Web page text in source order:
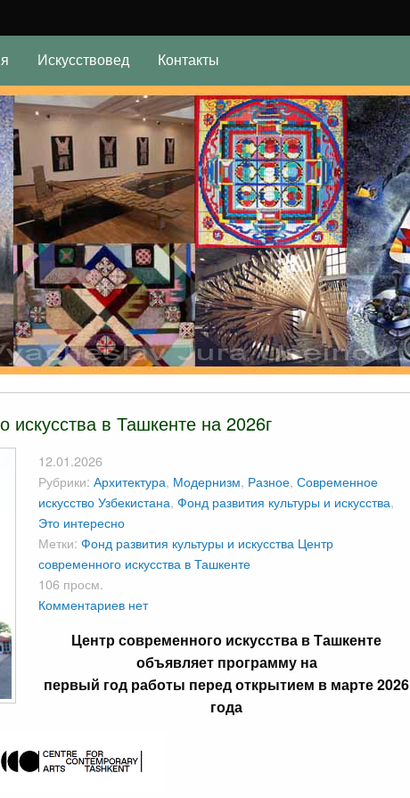
Искусствовед Контакты
в Ташкенте на 2026г
12.01.2026
Рубрики: Архитектура, Модернизм, Разное, Современное
искусство Узбекистана, Фонд развития культуры и искусства,
Это интересно
Метки: Фонд развития культуры и искусства Центр
современного искусства в Ташкенте
106 просм.
Комментариев нет
Центр современного искусства в Ташкенте
объявляет программу на
первый год работы перед открытием в марте 2026
года